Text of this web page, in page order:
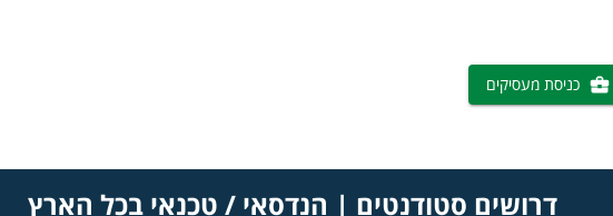
כניסת מעסיקים
דרושים סטודנטים | הנדסאי / טכנאי בכל הארץ